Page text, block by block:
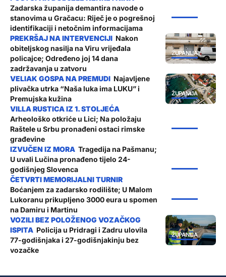
Zadarska županija demantira navode o
stanovima u Gračacu: Riječ je o pogrešnoj
identifikaciji i netočnim informacijama
ŽUPANIJA
Nakon
obiteljskog nasilja na Viru vrijeđala
policajce; Određeno joj 14 dana
zadržavanja u zatvoru
ŽUPANIJA
Najavljene
plivačka utrka “Naša luka ima LUKU” i
Premujska kužina
Arheološko otkriće u Lici; Na položaju
Raštele u Srbu pronađeni ostaci rimske
građevine
Tragedija na Pašmanu;
U uvali Lučina pronađeno tijelo 24-
godišnjeg Slovenca
Boćanjem za zadarsko rodilište; U Malom
Lukoranu prikupljeno 3000 eura u spomen
na Damiru i Martinu
ŽUPANIJA
Policija u Pridragi i Zadru ulovila
77-godišnjaka i 27-godišnjakinju bez
vozačke